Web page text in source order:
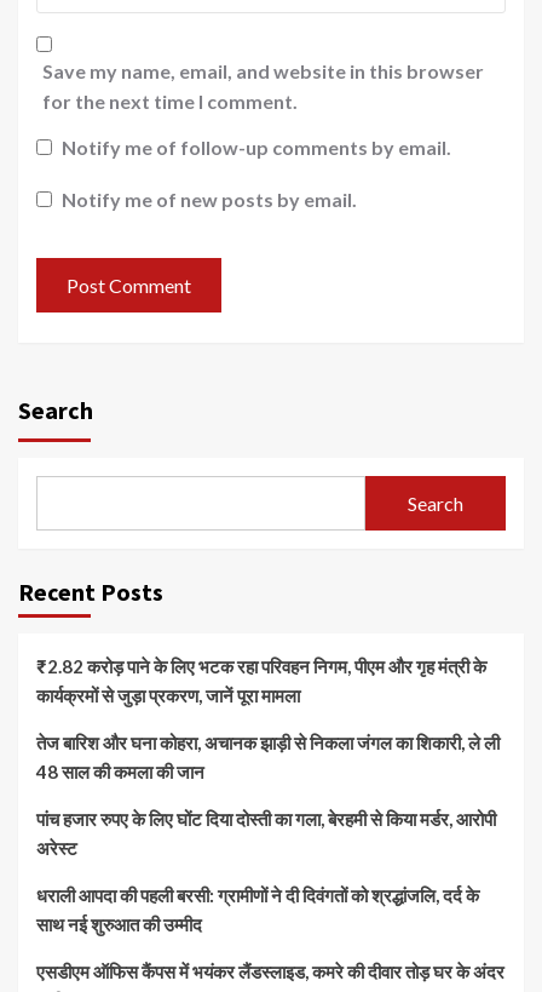
Save my name, email, and website in this browser
for the next time I comment.
Notify me of follow-up comments by email.
Notify me of new posts by email.
Search
Search
Recent Posts
₹2.82 करोड़ पाने के लिए भटक रहा परिवहन निगम, पीएम और गृह मंत्री के
कार्यक्रमों से जुड़ा प्रकरण, जानें पूरा मामला
तेज बारिश और घना कोहरा, अचानक झाड़ी से निकला जंगल का शिकारी, ले ली
48 साल की कमला की जान
पांच हजार रुपए के लिए घोंट दिया दोस्ती का गला, बेरहमी से किया मर्डर, आरोपी
अरेस्ट
धराली आपदा की पहली बरसी: ग्रामीणों ने दी दिवंगतों को श्रद्धांजलि, दर्द के
साथ नई शुरुआत की उम्मीद
एसडीएम ऑफिस कैंपस में भयंकर लैंडस्लाइड, कमरे की दीवार तोड़ घर के अंदर